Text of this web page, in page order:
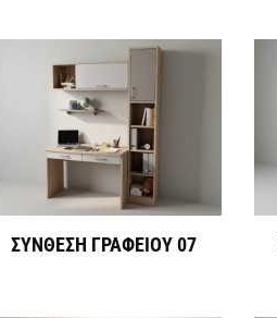
ΣΥΝΘΕΣΗ ΓΡΑΦΕΙΟΥ 07